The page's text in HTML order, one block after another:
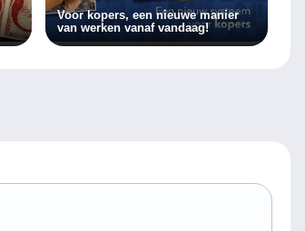
Voor kopers, een nieuwe manier
van werken vanaf vandaag!